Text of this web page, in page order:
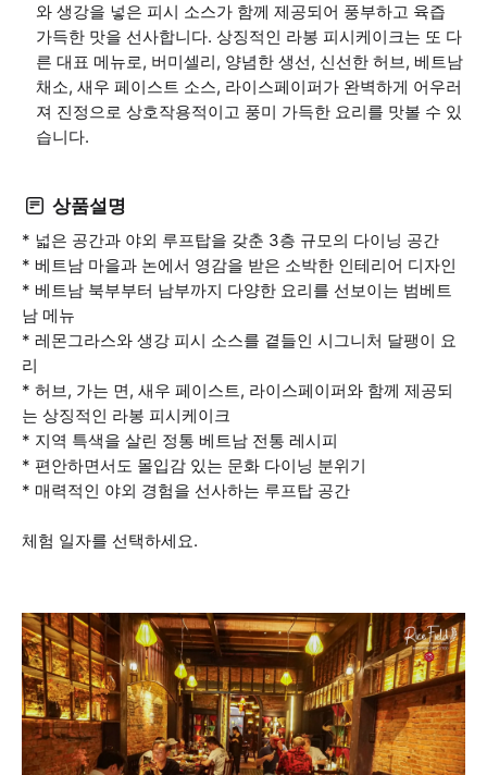
와 생강을 넣은 피시 소스가 함께 제공되어 풍부하고 육즙
가득한 맛을 선사합니다. 상징적인 라봉 피시케이크는 또 다
른 대표 메뉴로, 버미셀리, 양념한 생선, 신선한 허브, 베트남
채소, 새우 페이스트 소스, 라이스페이퍼가 완벽하게 어우러
져 진정으로 상호작용적이고 풍미 가득한 요리를 맛볼 수 있
습니다.
상품설명
* 넓은 공간과 야외 루프탑을 갖춘 3층 규모의 다이닝 공간
* 베트남 마을과 논에서 영감을 받은 소박한 인테리어 디자인
* 베트남 북부부터 남부까지 다양한 요리를 선보이는 범베트
남 메뉴
* 레몬그라스와 생강 피시 소스를 곁들인 시그니처 달팽이 요
리
* 허브, 가는 면, 새우 페이스트, 라이스페이퍼와 함께 제공되
는 상징적인 라봉 피시케이크
* 지역 특색을 살린 정통 베트남 전통 레시피
* 편안하면서도 몰입감 있는 문화 다이닝 분위기
* 매력적인 야외 경험을 선사하는 루프탑 공간
체험 일자를 선택하세요.